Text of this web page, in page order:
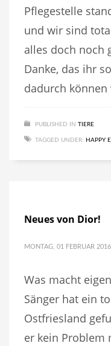
Pflegestelle
und wir sind
alles doch noch
Danke, das ihr
dadurch
PUBLISHED IN TIERE
TAGGED UNDER: HAPPY
Neues von Dior!
MONTAG, 01 FEBRUAR 2016
Was macht
Sänger hat ein
Ostfriesland
er kein Problem